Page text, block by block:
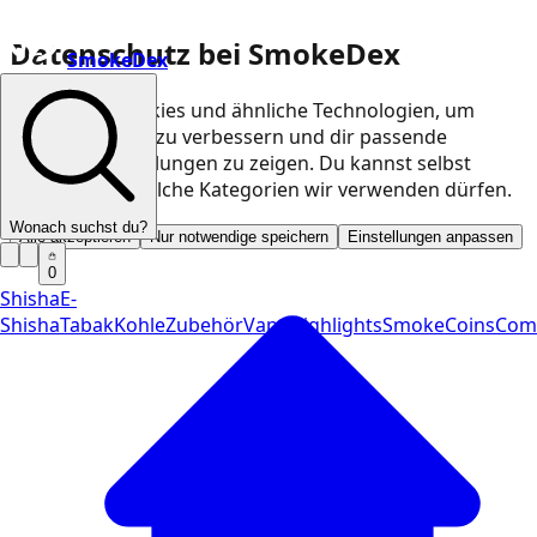
Datenschutz bei SmokeDex
Wir nutzen Cookies und ähnliche Technologien, um
unsere Website zu verbessern und dir passende
Produktempfehlungen zu zeigen. Du kannst selbst
entscheiden, welche Kategorien wir verwenden dürfen.
Alle akzeptieren Nur notwendige speichern Einstellungen anpassen
SmokeDex
Wonach suchst du?
0
ShishaE-
ShishaTabakKohleZubehörVapeHighlightsSmokeCoins